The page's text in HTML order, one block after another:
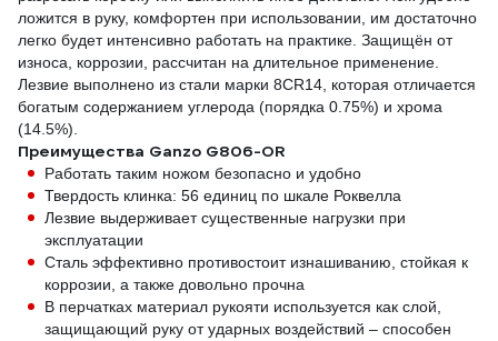
ложится в руку, комфортен при использовании, им достаточно
легко будет интенсивно работать на практике. Защищён от
износа, коррозии, рассчитан на длительное применение.
Лезвие выполнено из стали марки 8CR14, которая отличается
богатым содержанием углерода (порядка 0.75%) и хрома
(14.5%).
Преимущества Ganzo G806-OR
Работать таким ножом безопасно и удобно
Твердость клинка: 56 единиц по шкале Роквелла
Лезвие выдерживает существенные нагрузки при
эксплуатации
Сталь эффективно противостоит изнашиванию, стойкая к
коррозии, а также довольно прочна
В перчатках материал рукояти используется как слой,
защищающий руку от ударных воздействий – способен